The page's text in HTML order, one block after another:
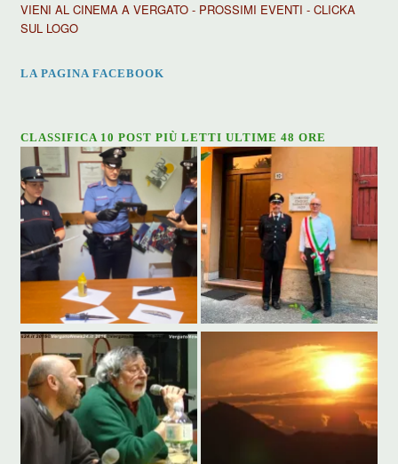
VIENI AL CINEMA A VERGATO - PROSSIMI EVENTI - CLICKA
SUL LOGO
LA PAGINA FACEBOOK
CLASSIFICA 10 POST PIÙ LETTI ULTIME 48 ORE